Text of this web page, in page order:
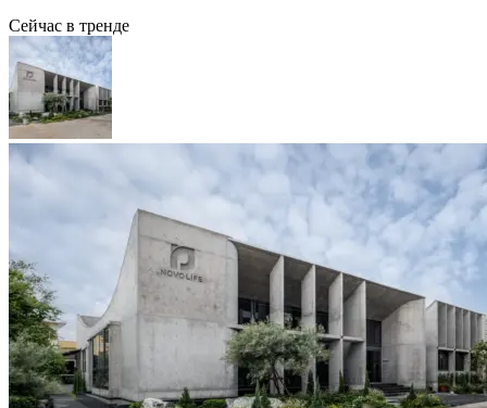
Сейчас в тренде